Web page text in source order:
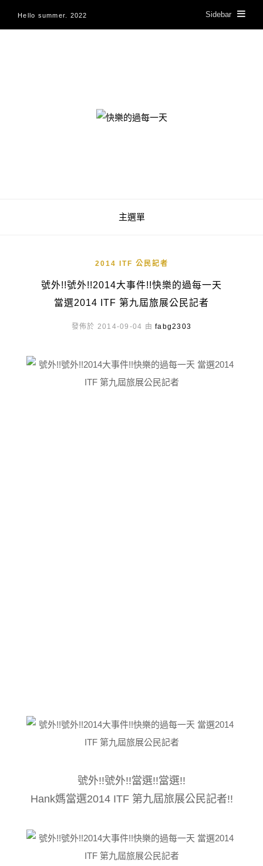
Hello summer. 2022 Sidebar
快樂的過每一天
主選單
2014 ITF 公民記者
號外!!號外!!2014大事件!!快樂的過每一天
當選2014 ITF 第九屆旅展公民記者
發佈於 2014-09-04 由fabg2303
號外!!號外!!當選!!當選!!
Hank媽當選2014 ITF 第九屆旅展公民記者!!